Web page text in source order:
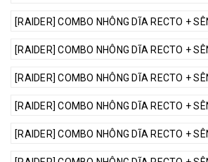
[RAIDER] COMBO NHÔNG DĨA RECTO +
[RAIDER] COMBO NHÔNG DĨA RECTO +
[RAIDER] COMBO NHÔNG DĨA RECTO +
[RAIDER] COMBO NHÔNG DĨA RECTO +
[RAIDER] COMBO NHÔNG DĨA RECTO +